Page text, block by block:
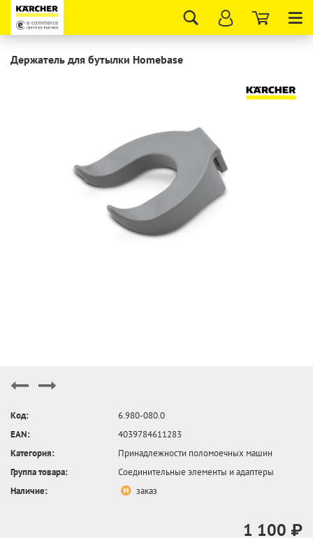
Держатель для бутылки Homebase
Код:
6.980-080.0
EAN:
4039784611283
Категория:
Принадлежности поломоечных машин
Группа товара:
Соединительные элементы и адаптеры
Наличие:
заказ
1 100 ₽